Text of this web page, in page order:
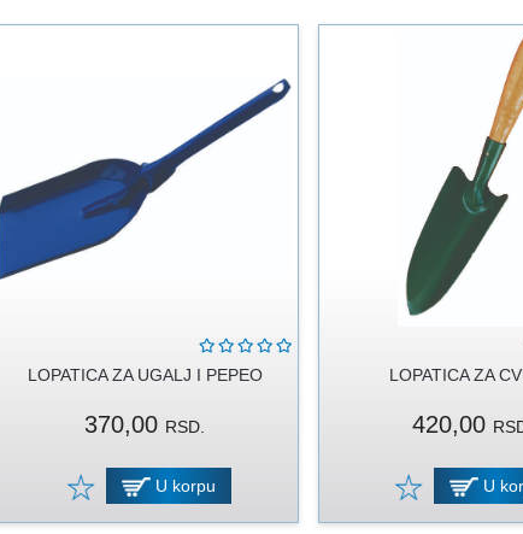
LOPATICA ZA UGALJ I PEPEO
370,00 RSD.
U korpu
LOPATICA ZA
420,00
U